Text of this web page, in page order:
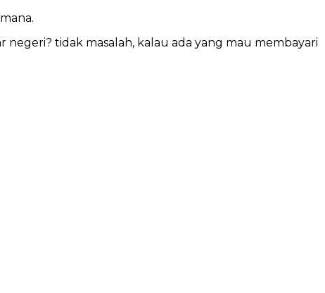
tidak masalah, kalau ada yang mau membayari